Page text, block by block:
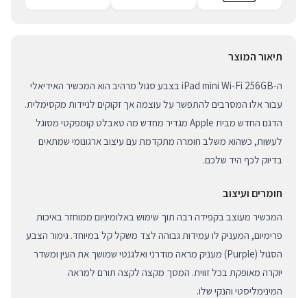
תיאור המוצר
ה-iPad mini Wi-Fi 256GB בצבע סגול מרהיב הוא המכשיר האידיאלי
עבור אלו המסרבים להתפשר על עוצמה אך זקוקים לניידות מקסימלית.
הדגם החדש מבית Apple מגדיר מחדש מה טאבלט קומפקטי מסוגל
לעשות, כשהוא משלב חומרה מתקדמת עם עיצוב ארגונומי שמתאים
בדיוק לכף היד שלכם.
חומרים ועיצוב
המכשיר מעוצב בקפידה רבה תוך שימוש באלומיניום ממוחזר באיכות
פרימיום, המעניק לו עמידות גבוהה לצד משקל קל במיוחד. גימור הצבע
הסגול (Purple) מעניק מראה מודרני ואלגנטי שמושך את העין ומשדר
יוקרה מאופקת בכל זווית. המסך מקצה לקצה תורם למראה
המינימליסטי והנקי שלו.